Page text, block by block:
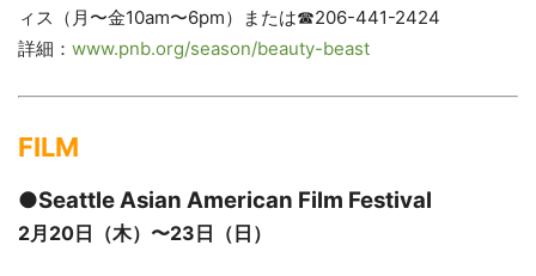
ィス（月〜金10am〜6pm）または☎206-441-2424
詳細： www.pnb.org/season/beauty-beast
FILM
●Seattle Asian American Film Festival
2月20日（木）〜23日（日）